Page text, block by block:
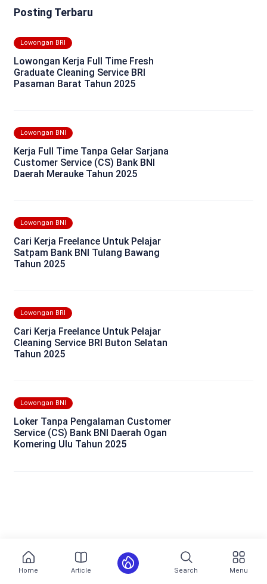
Posting Terbaru
Lowongan BRI
Lowongan Kerja Full Time Fresh
Graduate Cleaning Service BRI
Pasaman Barat Tahun 2025
Lowongan BNI
Kerja Full Time Tanpa Gelar Sarjana
Customer Service (CS) Bank BNI
Daerah Merauke Tahun 2025
Lowongan BNI
Cari Kerja Freelance Untuk Pelajar
Satpam Bank BNI Tulang Bawang
Tahun 2025
Lowongan BRI
Cari Kerja Freelance Untuk Pelajar
Cleaning Service BRI Buton Selatan
Tahun 2025
Lowongan BNI
Loker Tanpa Pengalaman Customer
Service (CS) Bank BNI Daerah Ogan
Komering Ulu Tahun 2025
Home Article Search Menu